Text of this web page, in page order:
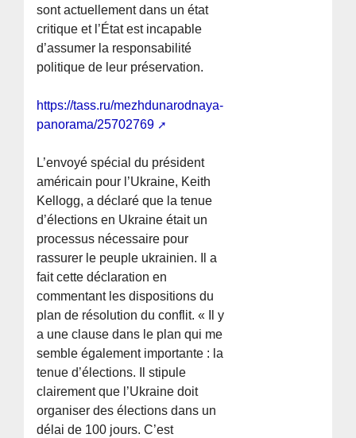
sont actuellement dans un état
critique et l’État est incapable
d’assumer la responsabilité
politique de leur préservation.
https://tass.ru/mezhdunarodnaya-
panorama/25702769
L’envoyé spécial du président
américain pour l’Ukraine, Keith
Kellogg, a déclaré que la tenue
d’élections en Ukraine était un
processus nécessaire pour
rassurer le peuple ukrainien. Il a
fait cette déclaration en
commentant les dispositions du
plan de résolution du conflit. « Il y
a une clause dans le plan qui me
semble également importante : la
tenue d’élections. Il stipule
clairement que l’Ukraine doit
organiser des élections dans un
délai de 100 jours. C’est